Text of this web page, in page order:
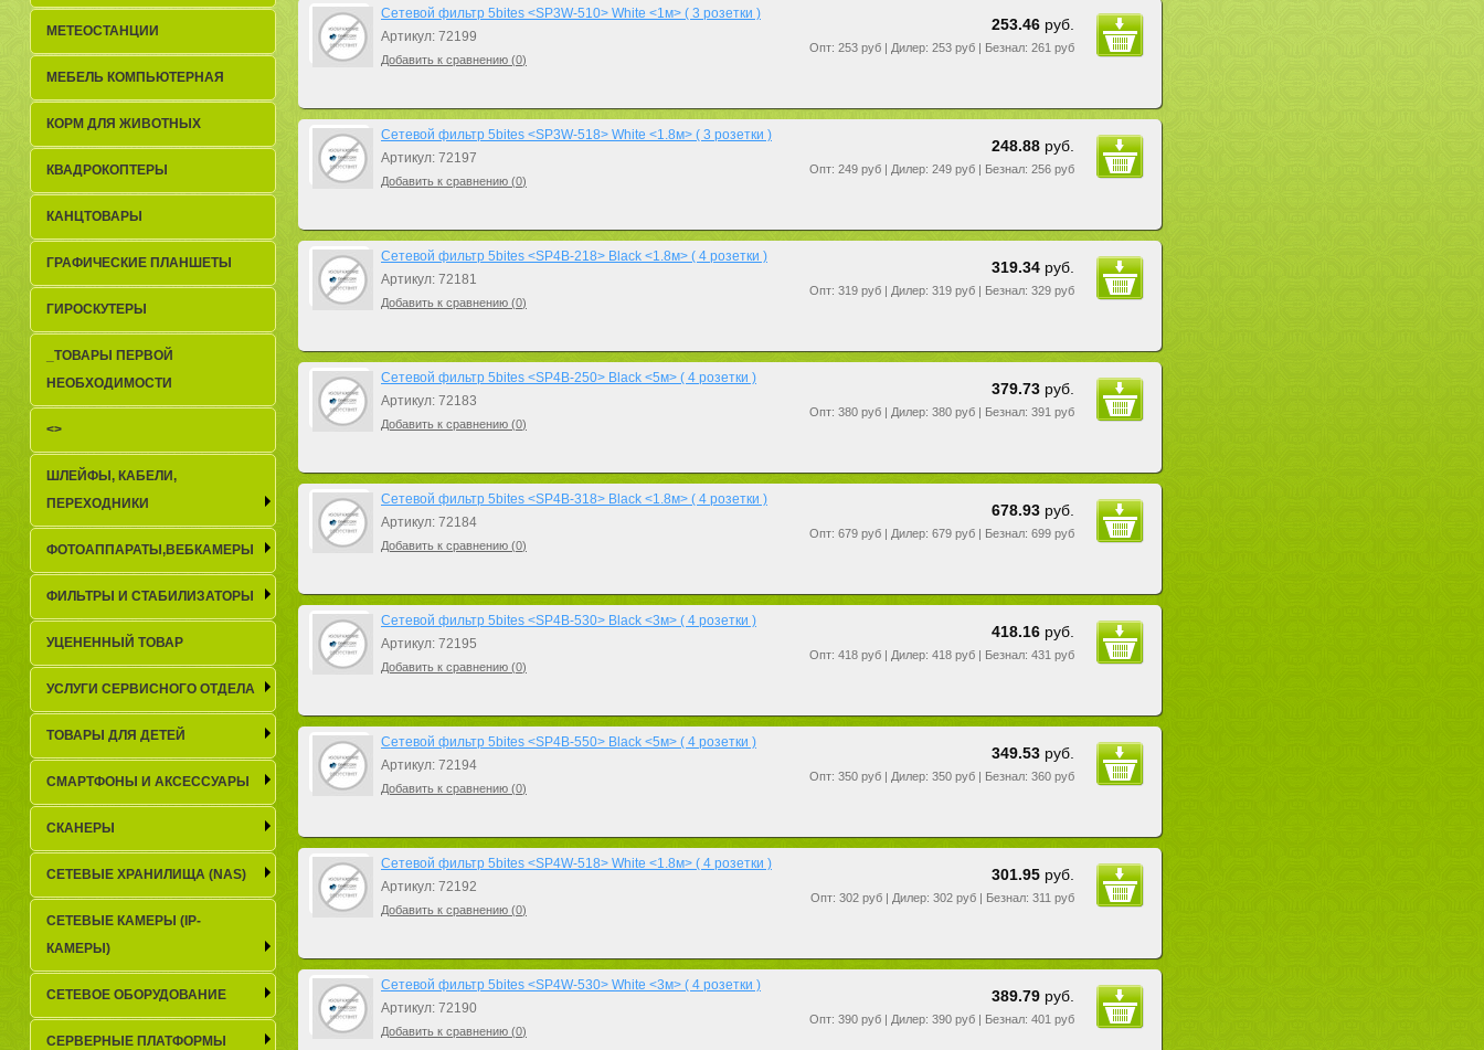
Сетевой фильтр 5bites <SP3W-510> White <1м> ( 3 розетки )
Артикул: 72199
Добавить к сравнению (0)
253.46 руб.
Опт: 253 руб | Дилер: 253 руб | Безнал: 261 руб
Сетевой фильтр 5bites <SP3W-518> White <1.8м> ( 3 розетки )
Артикул: 72197
Добавить к сравнению (0)
248.88 руб.
Опт: 249 руб | Дилер: 249 руб | Безнал: 256 руб
Сетевой фильтр 5bites <SP4B-218> Black <1.8м> ( 4 розетки )
Артикул: 72181
Добавить к сравнению (0)
319.34 руб.
Опт: 319 руб | Дилер: 319 руб | Безнал: 329 руб
Сетевой фильтр 5bites <SP4B-250> Black <5м> ( 4 розетки )
Артикул: 72183
Добавить к сравнению (0)
379.73 руб.
Опт: 380 руб | Дилер: 380 руб | Безнал: 391 руб
Сетевой фильтр 5bites <SP4B-318> Black <1.8м> ( 4 розетки )
Артикул: 72184
Добавить к сравнению (0)
678.93 руб.
Опт: 679 руб | Дилер: 679 руб | Безнал: 699 руб
Сетевой фильтр 5bites <SP4B-530> Black <3м> ( 4 розетки )
Артикул: 72195
Добавить к сравнению (0)
418.16 руб.
Опт: 418 руб | Дилер: 418 руб | Безнал: 431 руб
Сетевой фильтр 5bites <SP4B-550> Black <5м> ( 4 розетки )
Артикул: 72194
Добавить к сравнению (0)
349.53 руб.
Опт: 350 руб | Дилер: 350 руб | Безнал: 360 руб
Сетевой фильтр 5bites <SP4W-518> White <1.8м> ( 4 розетки )
Артикул: 72192
Добавить к сравнению (0)
301.95 руб.
Опт: 302 руб | Дилер: 302 руб | Безнал: 311 руб
Сетевой фильтр 5bites <SP4W-530> White <3м> ( 4 розетки )
Артикул: 72190
Добавить к сравнению (0)
389.79 руб.
Опт: 390 руб | Дилер: 390 руб | Безнал: 401 руб
МЕТЕОСТАНЦИИ
МЕБЕЛЬ КОМПЬЮТЕРНАЯ
КОРМ ДЛЯ ЖИВОТНЫХ
КВАДРОКОПТЕРЫ
КАНЦТОВАРЫ
ГРАФИЧЕСКИЕ ПЛАНШЕТЫ
ГИРОСКУТЕРЫ
_TОВАРЫ ПЕРВОЙ
НЕОБХОДИМОСТИ
<>
ШЛЕЙФЫ, КАБЕЛИ,
ПЕРЕХОДНИКИ
ФОТОАППАРАТЫ,ВЕБКАМЕРЫ
ФИЛЬТРЫ И СТАБИЛИЗАТОРЫ
УЦЕНЕННЫЙ ТОВАР
УСЛУГИ СЕРВИСНОГО ОТДЕЛА
ТОВАРЫ ДЛЯ ДЕТЕЙ
СМАРТФОНЫ И АКСЕССУАРЫ
СКАНЕРЫ
СЕТЕВЫЕ ХРАНИЛИЩА (NAS)
СЕТЕВЫЕ КАМЕРЫ (IP-
КАМЕРЫ)
СЕТЕВОЕ ОБОРУДОВАНИЕ
СЕРВЕРНЫЕ ПЛАТФОРМЫ